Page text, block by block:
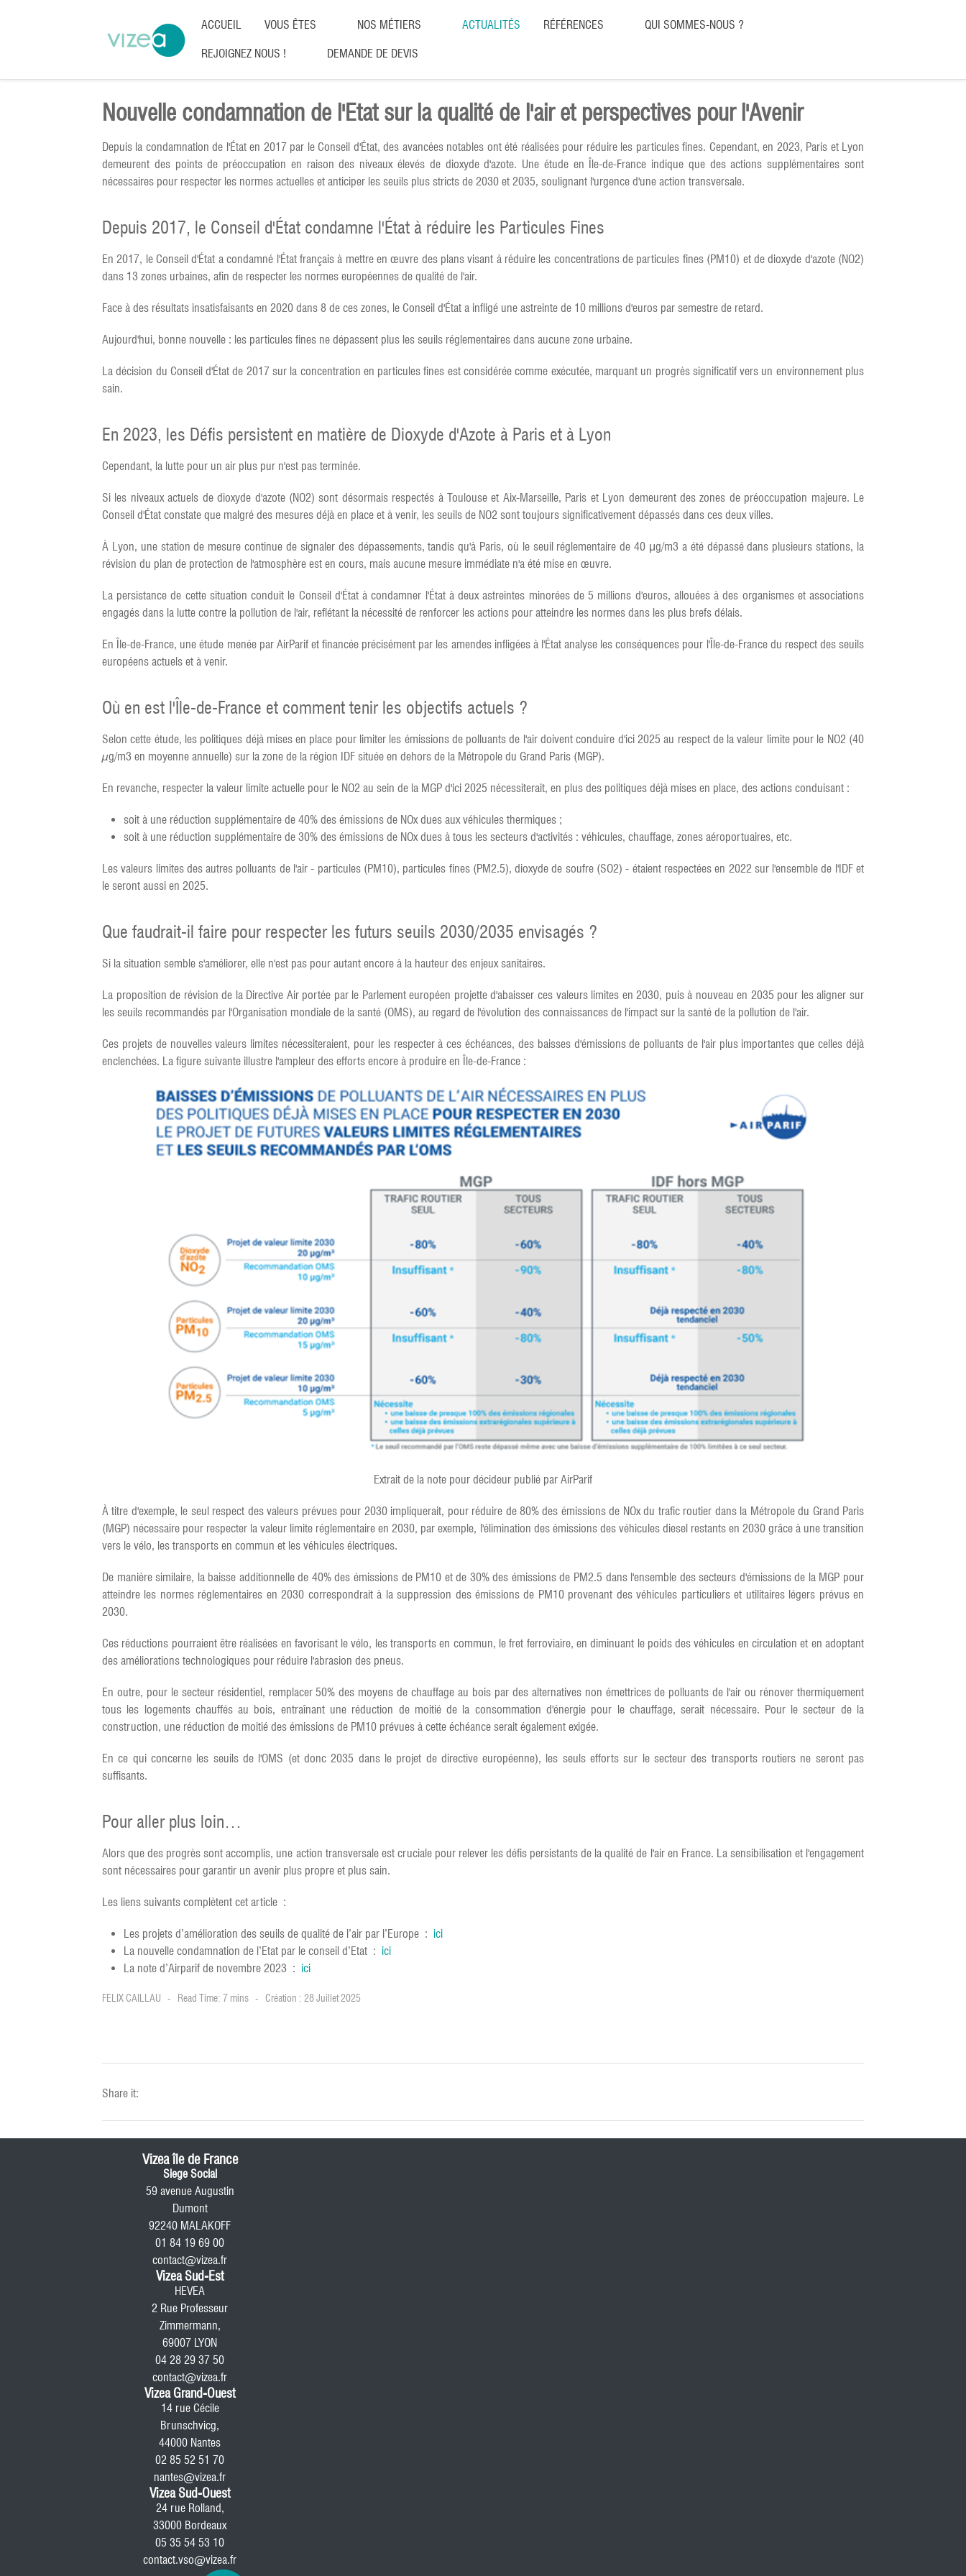
ACCUEIL VOUS ÊTES NOS MÉTIERS ACTUALITÉS RÉFÉRENCES QUI SOMMES-NOUS ?
REJOIGNEZ NOUS ! DEMANDE DE DEVIS
Nouvelle condamnation de l'Etat sur la qualité de l'air et perspectives pour l'Avenir
Depuis la condamnation de l'État en 2017 par le Conseil d'État, des avancées notables ont été réalisées pour réduire les particules fines. Cependant, en 2023, Paris et Lyon
demeurent des points de préoccupation en raison des niveaux élevés de dioxyde d'azote. Une étude en Île-de-France indique que des actions supplémentaires sont
nécessaires pour respecter les normes actuelles et anticiper les seuils plus stricts de 2030 et 2035, soulignant l'urgence d'une action transversale.
Depuis 2017, le Conseil d'État condamne l'État à réduire les Particules Fines
En 2017, le Conseil d'État a condamné l'État français à mettre en œuvre des plans visant à réduire les concentrations de particules fines (PM10) et de dioxyde d'azote (NO2)
dans 13 zones urbaines, afin de respecter les normes européennes de qualité de l'air.
Face à des résultats insatisfaisants en 2020 dans 8 de ces zones, le Conseil d'État a infligé une astreinte de 10 millions d'euros par semestre de retard.
Aujourd'hui, bonne nouvelle : les particules fines ne dépassent plus les seuils réglementaires dans aucune zone urbaine.
La décision du Conseil d'État de 2017 sur la concentration en particules fines est considérée comme exécutée, marquant un progrès significatif vers un environnement plus
sain.
En 2023, les Défis persistent en matière de Dioxyde d'Azote à Paris et à Lyon
Cependant, la lutte pour un air plus pur n'est pas terminée.
Si les niveaux actuels de dioxyde d'azote (NO2) sont désormais respectés à Toulouse et Aix-Marseille, Paris et Lyon demeurent des zones de préoccupation majeure. Le
Conseil d'État constate que malgré des mesures déjà en place et à venir, les seuils de NO2 sont toujours significativement dépassés dans ces deux villes.
À Lyon, une station de mesure continue de signaler des dépassements, tandis qu'à Paris, où le seuil réglementaire de 40 μg/m3 a été dépassé dans plusieurs stations, la
révision du plan de protection de l'atmosphère est en cours, mais aucune mesure immédiate n'a été mise en œuvre.
La persistance de cette situation conduit le Conseil d'État à condamner l'État à deux astreintes minorées de 5 millions d'euros, allouées à des organismes et associations
engagés dans la lutte contre la pollution de l'air, reflétant la nécessité de renforcer les actions pour atteindre les normes dans les plus brefs délais.
En Île-de-France, une étude menée par AirParif et financée précisément par les amendes infligées à l'État analyse les conséquences pour l'Île-de-France du respect des seuils
européens actuels et à venir.
Où en est l'Île-de-France et comment tenir les objectifs actuels ?
Selon cette étude, les politiques déjà mises en place pour limiter les émissions de polluants de l'air doivent conduire d'ici 2025 au respect de la valeur limite pour le NO2 (40
µg/m3 en moyenne annuelle) sur la zone de la région IDF située en dehors de la Métropole du Grand Paris (MGP).
En revanche, respecter la valeur limite actuelle pour le NO2 au sein de la MGP d'ici 2025 nécessiterait, en plus des politiques déjà mises en place, des actions conduisant :
soit à une réduction supplémentaire de 40% des émissions de NOx dues aux véhicules thermiques ;
soit à une réduction supplémentaire de 30% des émissions de NOx dues à tous les secteurs d'activités : véhicules, chauffage, zones aéroportuaires, etc.
Les valeurs limites des autres polluants de l'air - particules (PM10), particules fines (PM2.5), dioxyde de soufre (SO2) - étaient respectées en 2022 sur l'ensemble de l'IDF et
le seront aussi en 2025.
Que faudrait-il faire pour respecter les futurs seuils 2030/2035 envisagés ?
Si la situation semble s'améliorer, elle n'est pas pour autant encore à la hauteur des enjeux sanitaires.
La proposition de révision de la Directive Air portée par le Parlement européen projette d'abaisser ces valeurs limites en 2030, puis à nouveau en 2035 pour les aligner sur
les seuils recommandés par l'Organisation mondiale de la santé (OMS), au regard de l'évolution des connaissances de l'impact sur la santé de la pollution de l'air.
Ces projets de nouvelles valeurs limites nécessiteraient, pour les respecter à ces échéances, des baisses d'émissions de polluants de l'air plus importantes que celles déjà
enclenchées. La figure suivante illustre l'ampleur des efforts encore à produire en Île-de-France :
Extrait de la note pour décideur publié par AirParif
À titre d'exemple, le seul respect des valeurs prévues pour 2030 impliquerait, pour réduire de 80% des émissions de NOx du trafic routier dans la Métropole du Grand Paris
(MGP) nécessaire pour respecter la valeur limite réglementaire en 2030, par exemple, l'élimination des émissions des véhicules diesel restants en 2030 grâce à une transition
vers le vélo, les transports en commun et les véhicules électriques.
De manière similaire, la baisse additionnelle de 40% des émissions de PM10 et de 30% des émissions de PM2.5 dans l'ensemble des secteurs d'émissions de la MGP pour
atteindre les normes réglementaires en 2030 correspondrait à la suppression des émissions de PM10 provenant des véhicules particuliers et utilitaires légers prévus en
2030.
Ces réductions pourraient être réalisées en favorisant le vélo, les transports en commun, le fret ferroviaire, en diminuant le poids des véhicules en circulation et en adoptant
des améliorations technologiques pour réduire l'abrasion des pneus.
En outre, pour le secteur résidentiel, remplacer 50% des moyens de chauffage au bois par des alternatives non émettrices de polluants de l'air ou rénover thermiquement
tous les logements chauffés au bois, entraînant une réduction de moitié de la consommation d'énergie pour le chauffage, serait nécessaire. Pour le secteur de la
construction, une réduction de moitié des émissions de PM10 prévues à cette échéance serait également exigée.
En ce qui concerne les seuils de l'OMS (et donc 2035 dans le projet de directive européenne), les seuls efforts sur le secteur des transports routiers ne seront pas
suffisants.
Pour aller plus loin…
Alors que des progrès sont accomplis, une action transversale est cruciale pour relever les défis persistants de la qualité de l'air en France. La sensibilisation et l'engagement
sont nécessaires pour garantir un avenir plus propre et plus sain.
Les liens suivants complètent cet article :
Les projets d’amélioration des seuils de qualité de l’air par l’Europe : ici
La nouvelle condamnation de l’Etat par le conseil d’Etat : ici
La note d’Airparif de novembre 2023 : ici
FELIX CAILLAU Read Time: 7 mins Création : 28 Juillet 2025
Share it:
Vizea île de France
Siege Social
59 avenue Augustin
Dumont
92240 MALAKOFF
01 84 19 69 00
contact@vizea.fr
Vizea Sud-Est
HEVEA
2 Rue Professeur
Zimmermann,
69007 LYON
04 28 29 37 50
contact@vizea.fr
Vizea Grand-Ouest
14 rue Cécile
Brunschvicg,
44000 Nantes
02 85 52 51 70
nantes@vizea.fr
Vizea Sud-Ouest
24 rue Rolland,
33000 Bordeaux
05 35 54 53 10
contact.vso@vizea.fr